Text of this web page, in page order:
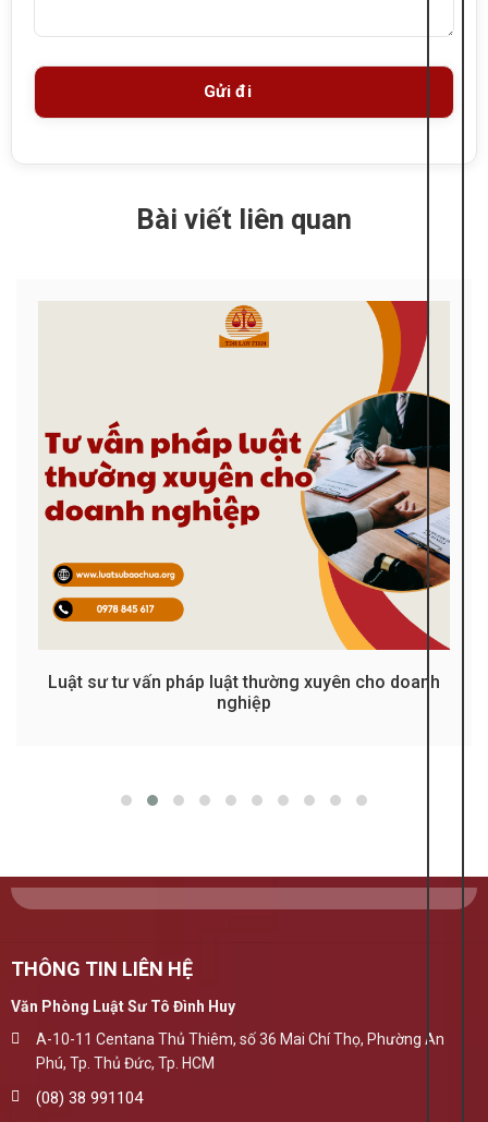
Bài viết liên quan
Luật sư tư vấn pháp luật thường xuyên cho doanh
nghiệp
Luật sư tư vấn đăng ký dạy thêm
THÔNG TIN LIÊN HỆ
Văn Phòng Luật Sư Tô Đình Huy
A-10-11 Centana Thủ Thiêm, số 36 Mai Chí Thọ, Phường An
Phú, Tp. Thủ Đức, Tp. HCM
(08) 38 991104